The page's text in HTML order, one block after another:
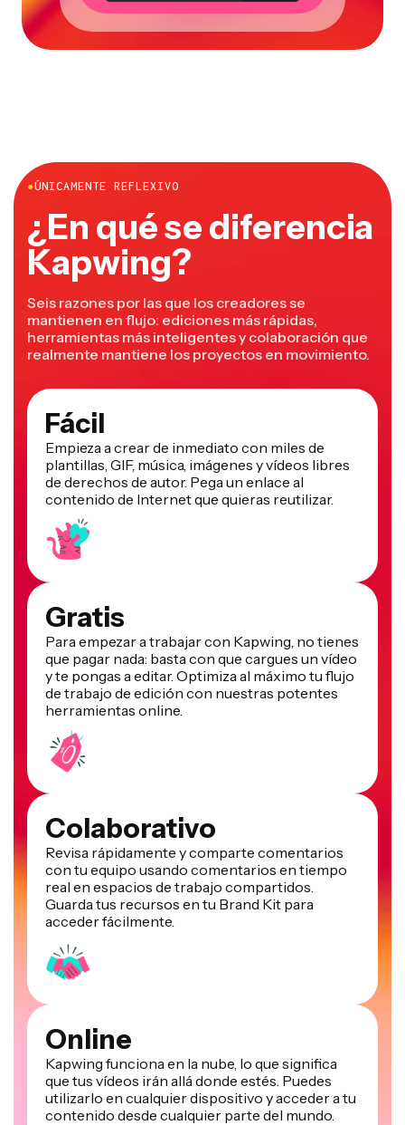
●ÚNICAMENTE REFLEXIVO
¿En qué se diferencia
Kapwing?
Seis razones por las que los creadores se
mantienen en flujo: ediciones más rápidas,
herramientas más inteligentes y colaboración que
realmente mantiene los proyectos en movimiento.
Fácil
Empieza a crear de inmediato con miles de
plantillas, GIF, música, imágenes y vídeos libres
de derechos de autor. Pega un enlace al
contenido de Internet que quieras reutilizar.
Gratis
Para empezar a trabajar con Kapwing, no tienes
que pagar nada: basta con que cargues un vídeo
y te pongas a editar. Optimiza al máximo tu flujo
de trabajo de edición con nuestras potentes
herramientas online.
Colaborativo
Revisa rápidamente y comparte comentarios
con tu equipo usando comentarios en tiempo
real en espacios de trabajo compartidos.
Guarda tus recursos en tu Brand Kit para
acceder fácilmente.
Online
Kapwing funciona en la nube, lo que significa
que tus vídeos irán allá donde estés. Puedes
utilizarlo en cualquier dispositivo y acceder a tu
contenido desde cualquier parte del mundo.